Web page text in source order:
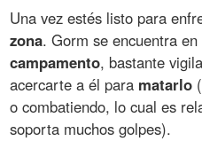
Una vez estés listo para
zona. Gorm se encuentra
campamento, bastante
acercarte a él para matarlo
o combatiendo, lo cual es
soporta muchos golpes).